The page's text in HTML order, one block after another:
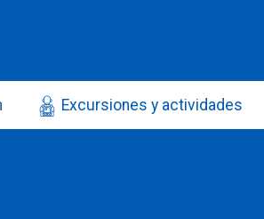
Excursiones y actividades